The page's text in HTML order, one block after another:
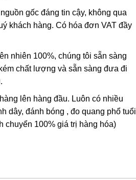
gốc đáng tin cậy, không qua
khách hàng. Có hóa đơn VAT đầy
nhiên 100%, chúng tôi sẵn sàng
chất lượng và sẵn sàng đưa đi
lên hàng đầu. Luôn có nhiều
dây, đánh bóng , đo quang phổ tuổi
chuyển 100% giá trị hàng hóa)